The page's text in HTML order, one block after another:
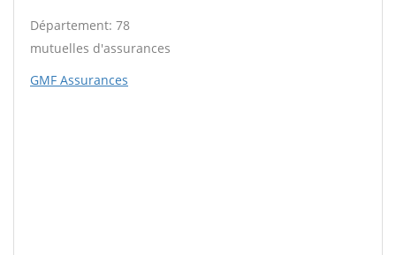
Département: 78
mutuelles d'assurances
GMF Assurances